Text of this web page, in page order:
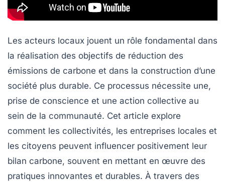
Les acteurs locaux jouent un rôle fondamental dans
la réalisation des objectifs de réduction des
émissions de carbone et dans la construction d’une
société plus durable. Ce processus nécessite une,
prise de conscience et une action collective au
sein de la communauté. Cet article explore
comment les collectivités, les entreprises locales et
les citoyens peuvent influencer positivement leur
bilan carbone, souvent en mettant en œuvre des
pratiques innovantes et durables. À travers des